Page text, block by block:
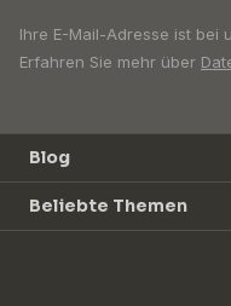
Ihre E-Mail-Adresse ist bei
Erfahren Sie mehr über
Blog
Beliebte Themen